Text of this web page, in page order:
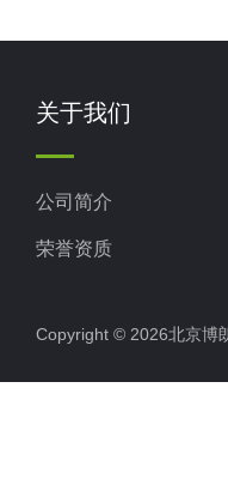
关于我们
公司简介
荣誉资质
Copyright © 2026北京博